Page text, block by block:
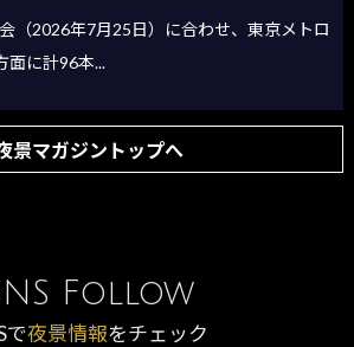
（2026年7月25日）に合わせ、東京メトロ
面に計96本...
景マガジントップへ
Follow
で夜景情報をチェック